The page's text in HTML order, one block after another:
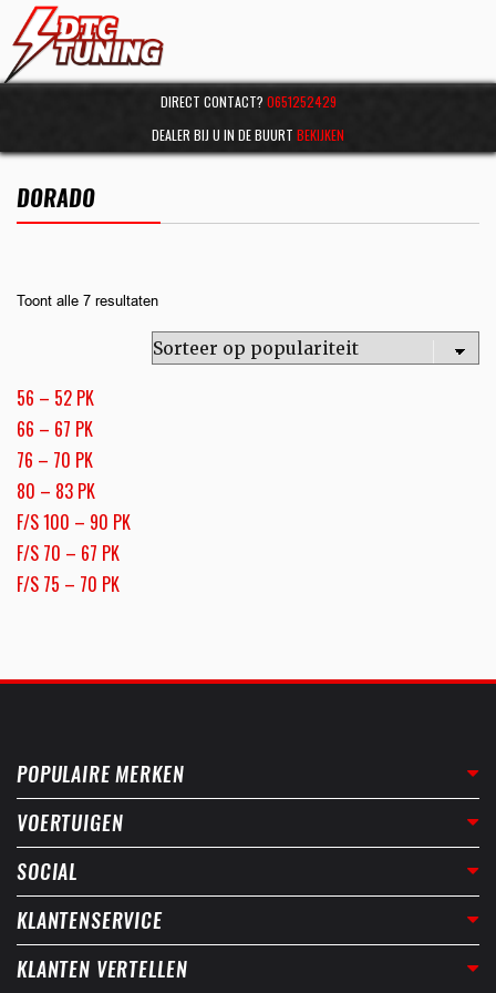
DIRECT CONTACT? 0651252429
DEALER BIJ U IN DE BUURT BEKIJKEN
DORADO
Toont alle 7 resultaten
56 – 52 PK
66 – 67 PK
76 – 70 PK
80 – 83 PK
F/S 100 – 90 PK
F/S 70 – 67 PK
F/S 75 – 70 PK
POPULAIRE MERKEN
VOERTUIGEN
SOCIAL
KLANTENSERVICE
KLANTEN VERTELLEN